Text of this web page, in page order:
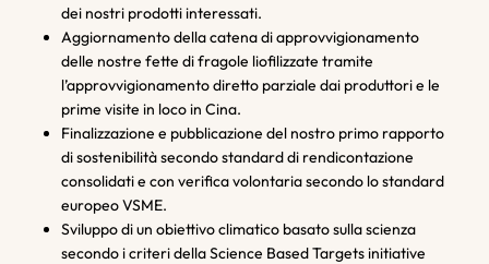
dei nostri prodotti interessati.
Aggiornamento della catena di approvvigionamento
delle nostre fette di fragole liofilizzate tramite
l’approvvigionamento diretto parziale dai produttori e le
prime visite in loco in Cina.
Finalizzazione e pubblicazione del nostro primo rapporto
di sostenibilità secondo standard di rendicontazione
consolidati e con verifica volontaria secondo lo standard
europeo VSME.
Sviluppo di un obiettivo climatico basato sulla scienza
secondo i criteri della Science Based Targets initiative